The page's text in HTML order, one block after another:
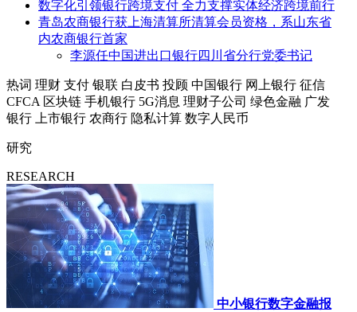
数字化引领银行跨境支付 全力支撑实体经济跨境前行
青岛农商银行获上海清算所清算会员资格，系山东省
内农商银行首家
李源任中国进出口银行四川省分行党委书记
热词 理财 支付 银联 白皮书 投顾 中国银行 网上银行 征信
CFCA 区块链 手机银行 5G消息 理财子公司 绿色金融 广发
银行
上市银行 农商行 隐私计算 数字人民币
研究
RESEARCH
中小银行数字金融报